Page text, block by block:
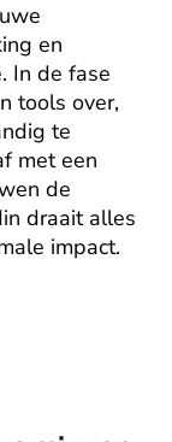
en
In de fase
tools over,
te
met een
de
draait alles
impact.